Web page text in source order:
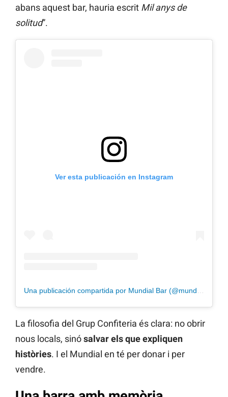
abans aquest bar, hauria escrit Mil anys de
solitud”.
Ver esta publicación en Instagram
La filosofia del Grup Confiteria és clara: no obrir
nous locals, sinósalvar els que expliquen
històries. I el Mundial en té per donar i per
vendre.